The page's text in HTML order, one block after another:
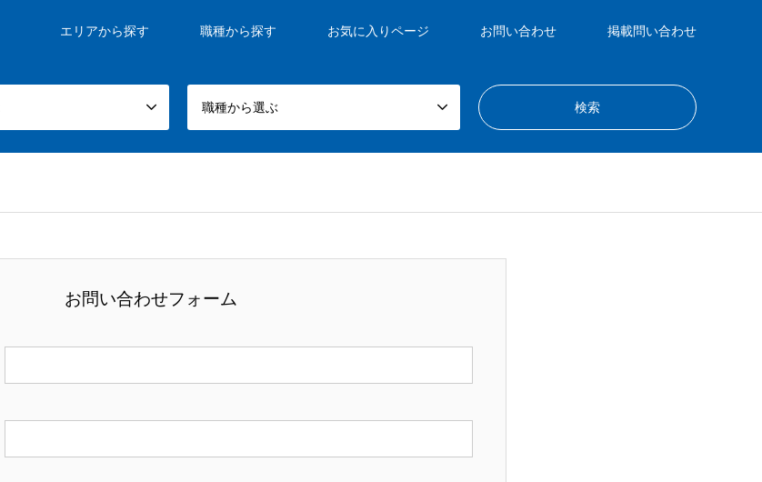
エリアから探す 職種から探す お気に入りページ お問い合わせ 掲載問い合わせ
職種から選ぶ
お問い合わせフォーム